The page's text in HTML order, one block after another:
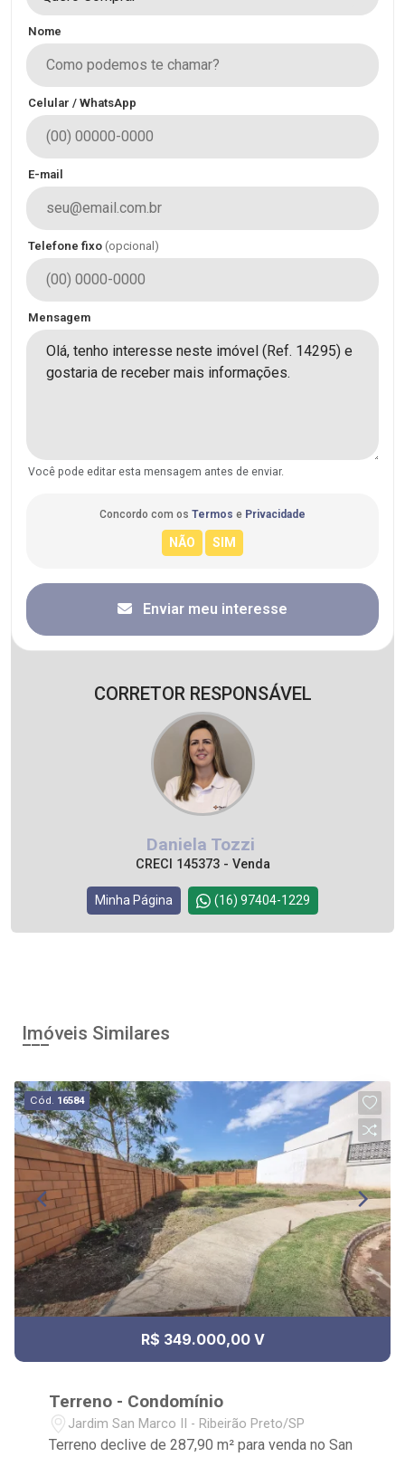
Nome
Celular / WhatsApp
E-mail
Telefone fixo (opcional)
Mensagem
Você pode editar esta mensagem antes de enviar.
Concordo com os Termos e Privacidade
Enviar meu interesse
CORRETOR RESPONSÁVEL
Daniela Tozzi
CRECI 145373 - Venda
Minha Página (16) 97404-1229
Imóveis Similares
Cód. 16584
R$ 349.000,00 V
Terreno - Condomínio
Jardim San Marco II - Ribeirão Preto/SP
Terreno declive de 287,90 m² para venda no San